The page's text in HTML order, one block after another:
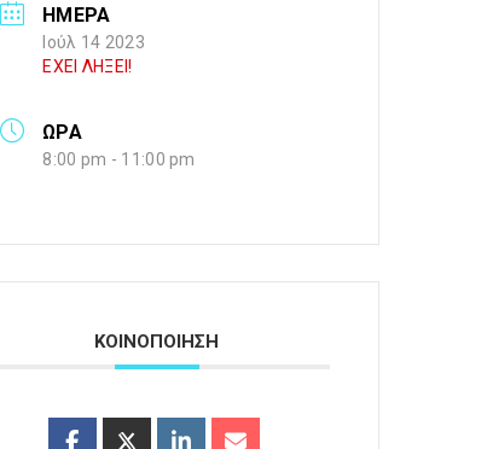
ΗΜΕΡΑ
Ιούλ 14 2023
ΕΧΕΙ ΛΗΞΕΙ!
ΩΡΑ
8:00 pm - 11:00 pm
ΚΟΙΝΟΠΟΙΗΣΗ